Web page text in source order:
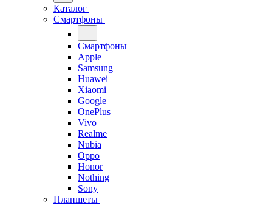
Каталог
Смартфоны
Смартфоны
Apple
Samsung
Huawei
Xiaomi
Google
OnePlus
Vivo
Realme
Nubia
Oppo
Honor
Nothing
Sony
Планшеты